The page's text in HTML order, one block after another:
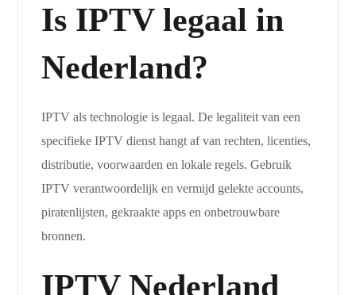
Is IPTV legaal in
Nederland?
IPTV als technologie is legaal. De legaliteit van een
specifieke IPTV dienst hangt af van rechten, licenties,
distributie, voorwaarden en lokale regels. Gebruik
IPTV verantwoordelijk en vermijd gelekte accounts,
piratenlijsten, gekraakte apps en onbetrouwbare
bronnen.
IPTV Nederland